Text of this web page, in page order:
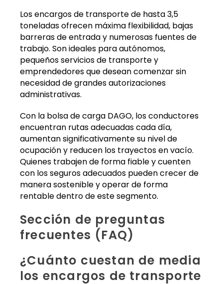
Los encargos de transporte de hasta 3,5
toneladas ofrecen máxima flexibilidad, bajas
barreras de entrada y numerosas fuentes de
trabajo. Son ideales para autónomos,
pequeños servicios de transporte y
emprendedores que desean comenzar sin
necesidad de grandes autorizaciones
administrativas.
Con la bolsa de carga DAGO, los conductores
encuentran rutas adecuadas cada día,
aumentan significativamente su nivel de
ocupación y reducen los trayectos en vacío.
Quienes trabajen de forma fiable y cuenten
con los seguros adecuados pueden crecer de
manera sostenible y operar de forma
rentable dentro de este segmento.
Sección de preguntas
frecuentes (FAQ)
¿Cuánto cuestan de media
los encargos de transporte